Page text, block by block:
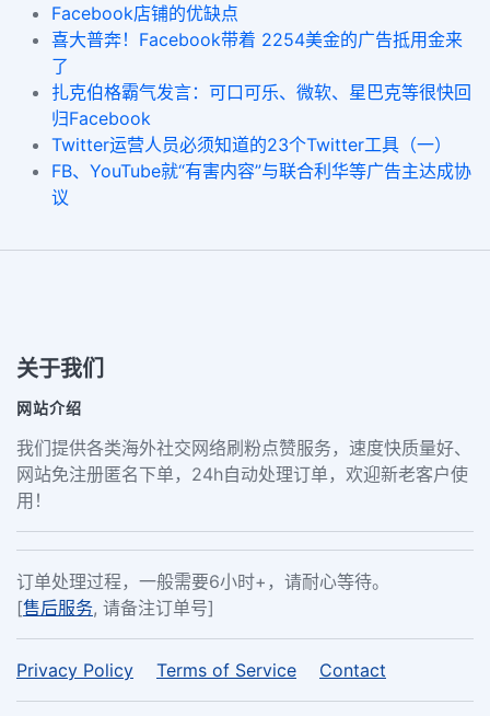
Facebook店铺的优缺点
喜大普奔！Facebook带着 2254美金的广告抵用金来
了
扎克伯格霸气发言：可口可乐、微软、星巴克等很快回
归Facebook
Twitter运营人员必须知道的23个Twitter工具（一）
FB、YouTube就“有害内容”与联合利华等广告主达成协
议
关于我们
网站介绍
我们提供各类海外社交网络刷粉点赞服务，速度快质量好、
网站免注册匿名下单，24h自动处理订单，欢迎新老客户使
用！
订单处理过程，一般需要6小时+，请耐心等待。
[售后服务, 请备注订单号]
Privacy Policy Terms of Service Contact